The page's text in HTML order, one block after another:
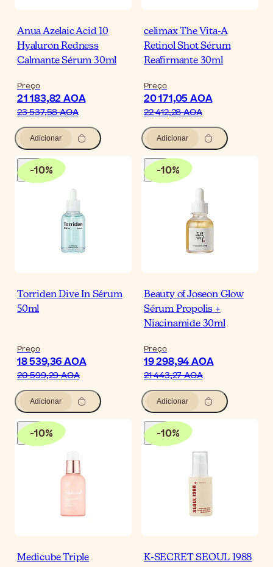
Anua Azelaic Acid 10
Hyaluron Redness
Calmante Sérum 30ml
Preço
21 183,82 AOA
23 537,58 AOA
Adicionar
celimax The Vita-A
Retinol Shot Sérum
Reafirmante 30ml
Preço
20 171,05 AOA
22 412,28 AOA
Adicionar
-10%
Torriden Dive In Sérum
50ml
Preço
18 539,36 AOA
20 599,29 AOA
Adicionar
-10%
Beauty of Joseon Glow
Sérum Propolis +
Niacinamide 30ml
Preço
19 298,94 AOA
21 443,27 AOA
Adicionar
-10%
Medicube Triple
-10%
K-SECRET SEOUL 1988